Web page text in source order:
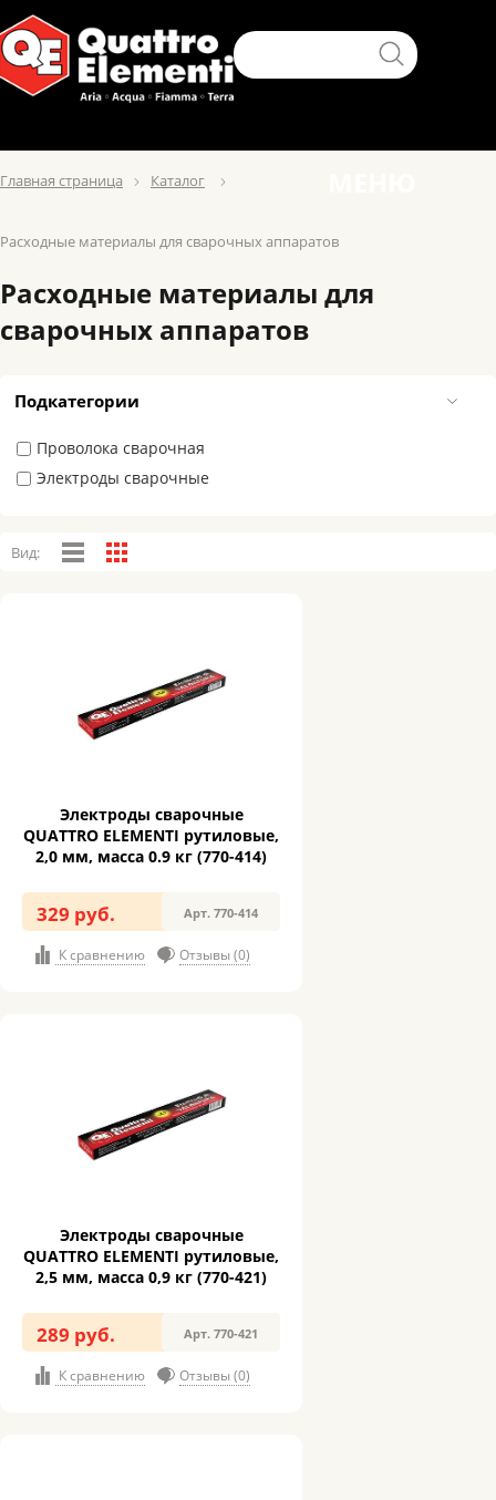
Главная страница Каталог
Расходные материалы для сварочных аппаратов
Расходные материалы для
сварочных аппаратов
Подкатегории
Проволока сварочная
Электроды сварочные
Вид:
Электроды сварочные
QUATTRO ELEMENTI рутиловые,
2,0 мм, масса 0.9 кг (770-414)
329 руб. Арт. 770-414
К сравнению Отзывы (0)
Электроды сварочные
QUATTRO ELEMENTI рутиловые,
2,5 мм, масса 0,9 кг (770-421)
289 руб. Арт. 770-421
К сравнению Отзывы (0)